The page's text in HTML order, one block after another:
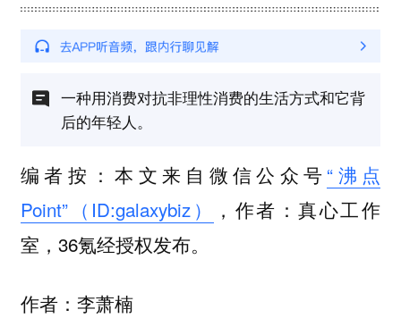
一种用消费对抗非理性消费的生活方式和它背
后的年轻人。
编者按：本文来自微信公众号 “沸点
Point”（ID:galaxybiz）
，作者：真心工作
室，36氪经授权发布。
作者：李萧楠